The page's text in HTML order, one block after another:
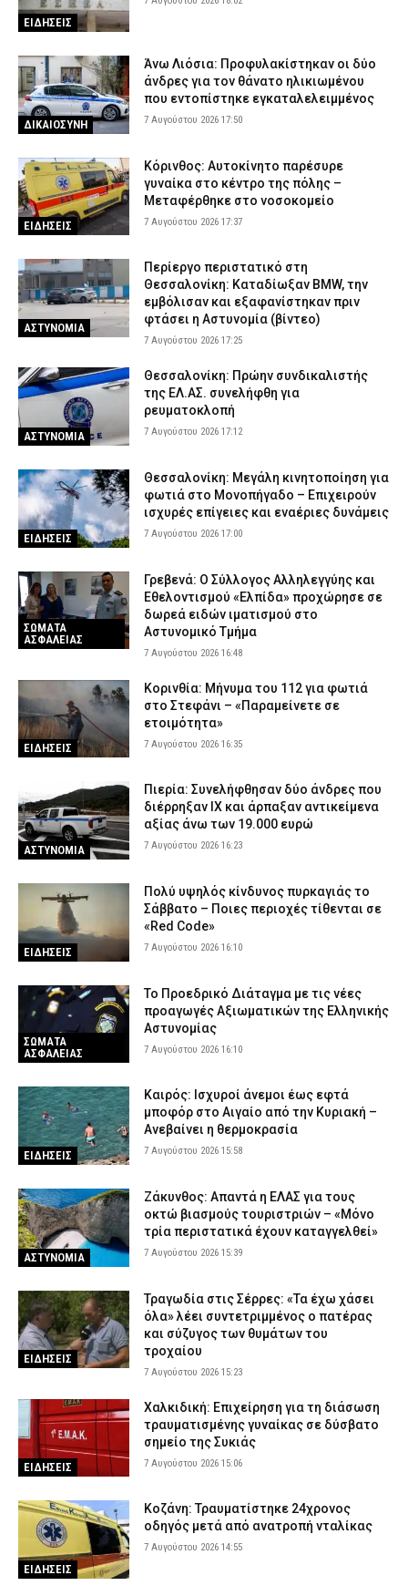
Οικογενειακή τραγωδία στις Σέρρες: Σκοτώθηκαν μητέρα και
γιος – Βίντεο-σοκ από τη στιγμή της σύγκρουσης του ΙΧ με
ΑΣΤΥΝΟΜΙΑ 7 Αυγούστου 2026 11:54
Συνελήφθη στη Γερμανία 31χρονος για δολοφονίες μελών της
Greek Mafia – Κατηγορείται και για την εκτέλεση του Ζαμπούνη
7 Αυγούστου 2026 11:40
ΕΙΔΗΣΕΙΣ
ΔΙΚΑΙΟΣΥΝΗ
Άνω Λιόσια: Προφυλακίστηκαν οι δύο
άνδρες για τον θάνατο ηλικιωμένου
που εντοπίστηκε εγκαταλελειμμένος
7 Αυγούστου 2026 17:50
ΕΙΔΗΣΕΙΣ
Κόρινθος: Αυτοκίνητο παρέσυρε
γυναίκα στο κέντρο της πόλης –
Μεταφέρθηκε στο νοσοκομείο
7 Αυγούστου 2026 17:37
ΑΣΤΥΝΟΜΙΑ
Περίεργο περιστατικό στη
Θεσσαλονίκη: Καταδίωξαν BMW, την
εμβόλισαν και εξαφανίστηκαν πριν
φτάσει η Αστυνομία (βίντεο)
7 Αυγούστου 2026 17:25
ΑΣΤΥΝΟΜΙΑ
Θεσσαλονίκη: Πρώην συνδικαλιστής
της ΕΛ.ΑΣ. συνελήφθη για
ρευματοκλοπή
7 Αυγούστου 2026 17:12
ΕΙΔΗΣΕΙΣ
Θεσσαλονίκη: Μεγάλη κινητοποίηση για
φωτιά στο Μονοπήγαδο – Επιχειρούν
ισχυρές επίγειες και εναέριες δυνάμεις
7 Αυγούστου 2026 17:00
ΣΩΜΑΤΑ
ΑΣΦΑΛΕΙΑΣ
Γρεβενά: Ο Σύλλογος Αλληλεγγύης και
Εθελοντισμού «Ελπίδα» προχώρησε σε
δωρεά ειδών ιματισμού στο
Αστυνομικό Τμήμα
7 Αυγούστου 2026 16:48
ΕΙΔΗΣΕΙΣ
Κορινθία: Μήνυμα του 112 για φωτιά
στο Στεφάνι – «Παραμείνετε σε
ετοιμότητα»
7 Αυγούστου 2026 16:35
ΑΣΤΥΝΟΜΙΑ
Πιερία: Συνελήφθησαν δύο άνδρες που
διέρρηξαν ΙΧ και άρπαξαν αντικείμενα
αξίας άνω των 19.000 ευρώ
7 Αυγούστου 2026 16:23
ΕΙΔΗΣΕΙΣ
Πολύ υψηλός κίνδυνος πυρκαγιάς το
Σάββατο – Ποιες περιοχές τίθενται σε
«Red Code»
7 Αυγούστου 2026 16:10
ΣΩΜΑΤΑ
ΑΣΦΑΛΕΙΑΣ
Το Προεδρικό Διάταγμα με τις νέες
προαγωγές Αξιωματικών της Ελληνικής
Αστυνομίας
7 Αυγούστου 2026 16:10
ΕΙΔΗΣΕΙΣ
Καιρός: Ισχυροί άνεμοι έως εφτά
μποφόρ στο Αιγαίο από την Κυριακή –
Ανεβαίνει η θερμοκρασία
7 Αυγούστου 2026 15:58
ΑΣΤΥΝΟΜΙΑ
Ζάκυνθος: Απαντά η ΕΛΑΣ για τους
οκτώ βιασμούς τουριστριών – «Μόνο
τρία περιστατικά έχουν καταγγελθεί»
7 Αυγούστου 2026 15:39
ΕΙΔΗΣΕΙΣ
Τραγωδία στις Σέρρες: «Τα έχω χάσει
όλα» λέει συντετριμμένος ο πατέρας
και σύζυγος των θυμάτων του
τροχαίου
7 Αυγούστου 2026 15:23
ΕΙΔΗΣΕΙΣ
Χαλκιδική: Επιχείρηση για τη διάσωση
τραυματισμένης γυναίκας σε δύσβατο
σημείο της Συκιάς
7 Αυγούστου 2026 15:06
ΕΙΔΗΣΕΙΣ
Κοζάνη: Τραυματίστηκε 24χρονος
οδηγός μετά από ανατροπή νταλίκας
7 Αυγούστου 2026 14:55